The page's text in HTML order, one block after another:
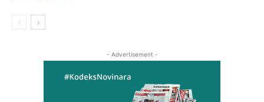
- Advertisement -